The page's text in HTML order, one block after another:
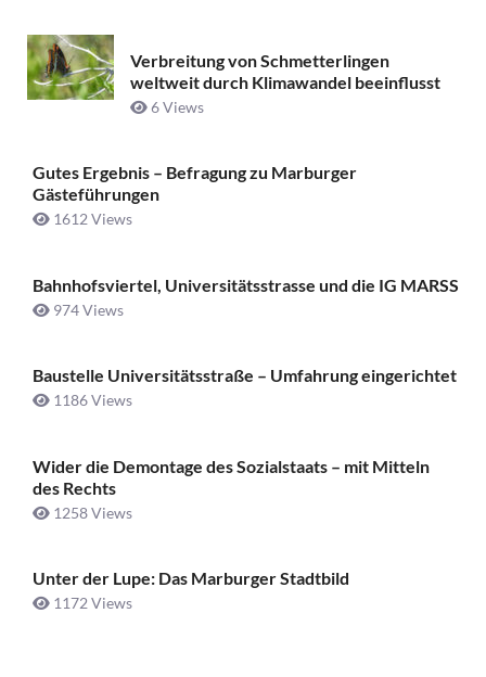
Verbreitung von Schmetterlingen
weltweit durch Klimawandel beeinflusst
6 Views
Gutes Ergebnis – Befragung zu Marburger
Gästeführungen
1612 Views
Bahnhofsviertel, Universitätsstrasse und die IG MARSS
974 Views
Baustelle Universitätsstraße ­– Umfahrung eingerichtet
1186 Views
Wider die Demontage des Sozialstaats – mit Mitteln
des Rechts
1258 Views
Unter der Lupe: Das Marburger Stadtbild
1172 Views